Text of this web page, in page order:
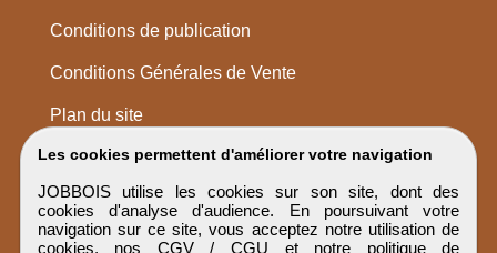
Les cookies permettent d'améliorer votre navigation
JOBBOIS utilise les cookies sur son site, dont des
cookies d'analyse d'audience. En poursuivant votre
navigation sur ce site, vous acceptez notre utilisation de
cookies, nos CGV / CGU et notre politique de
Conditions de publication
Conditions Générales de Vente
Plan du site